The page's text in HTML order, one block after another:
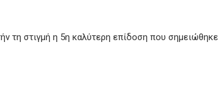
τη στιγμή η 5η καλύτερη επίδοση που